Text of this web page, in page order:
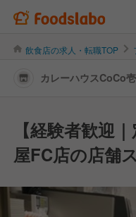
飲食店の求人・転職TOP
カレーハウスCoCo
【経験者歓迎
屋FC店の店舗